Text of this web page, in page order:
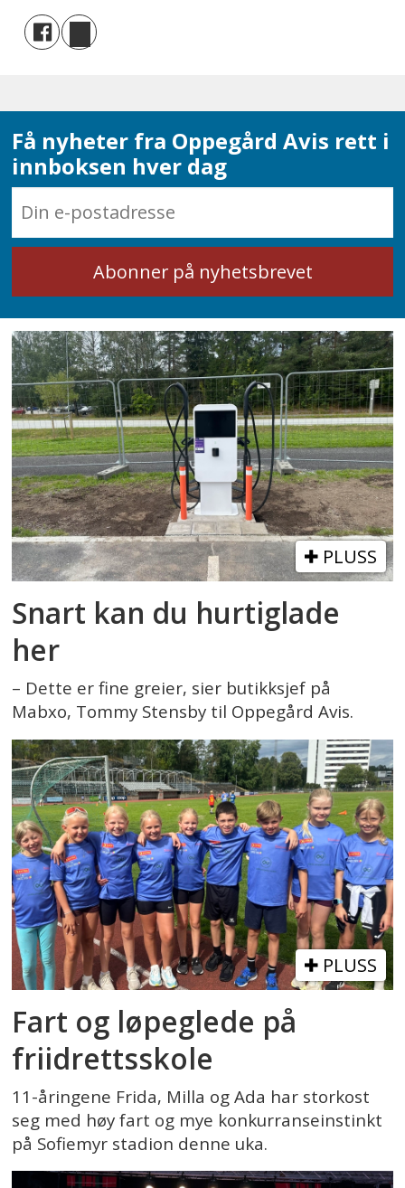
Få nyheter fra Oppegård Avis rett i
innboksen hver dag
PLUSS
Snart kan du hurtiglade
her
– Dette er fine greier, sier butikksjef på
Mabxo, Tommy Stensby til Oppegård Avis.
PLUSS
Fart og løpeglede på
friidrettsskole
11-åringene Frida, Milla og Ada har storkost
seg med høy fart og mye konkurranseinstinkt
på Sofiemyr stadion denne uka.